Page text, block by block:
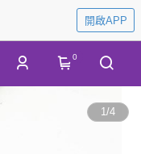
開啟APP
0
1/4